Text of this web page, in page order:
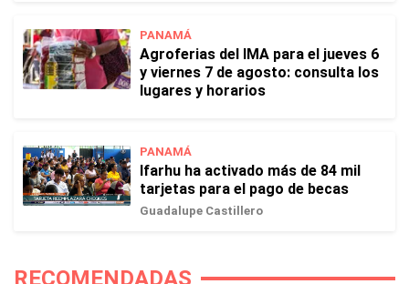
PANAMÁ
Agroferias del IMA para el jueves 6
y viernes 7 de agosto: consulta los
lugares y horarios
PANAMÁ
Ifarhu ha activado más de 84 mil
tarjetas para el pago de becas
Guadalupe Castillero
RECOMENDADAS